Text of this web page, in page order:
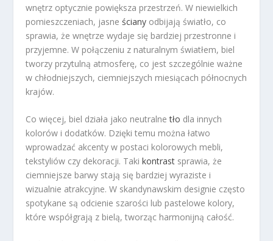
wnętrz optycznie powiększa przestrzeń. W niewielkich
pomieszczeniach, jasneściany odbijają światło, co
sprawia, że wnętrze wydaje się bardziej przestronne i
przyjemne. W połączeniu z naturalnym światłem, biel
tworzy przytulną atmosferę, co jest szczególnie ważne
w chłodniejszych, ciemniejszych miesiącach północnych
krajów.
Co więcej, biel działa jako neutralnetło dla innych
kolorów i dodatków. Dzięki temu można łatwo
wprowadzać akcenty w postaci kolorowych mebli,
tekstyliów czy dekoracji. Takikontrast sprawia, że
ciemniejsze barwy stają się bardziej wyraziste i
wizualnie atrakcyjne. W skandynawskim designie często
spotykane są odcienie szarości lub pastelowe kolory,
które współgrają z bielą, tworząc harmonijną całość.